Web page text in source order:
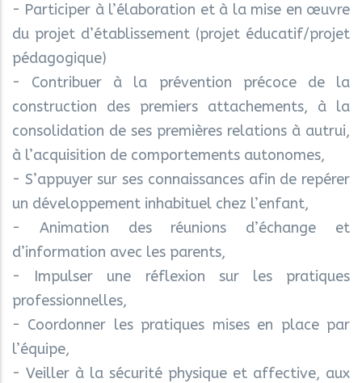
- Participer à l’élaboration et à la mise en œuvre
du projet d’établissement (projet éducatif/projet
pédagogique)
- Contribuer à la prévention précoce de la
construction des premiers attachements, à la
consolidation de ses premières relations à autrui,
à l’acquisition de comportements autonomes,
- S’appuyer sur ses connaissances afin de repérer
un développement inhabituel chez l’enfant,
- Animation des réunions d’échange et
d’information avec les parents,
- Impulser une réflexion sur les pratiques
professionnelles,
- Coordonner les pratiques mises en place par
l’équipe,
- Veiller à la sécurité physique et affective, aux